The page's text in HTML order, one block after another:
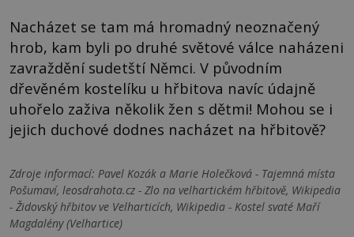
Nacházet se tam má hromadný neoznačený
hrob, kam byli po druhé světové válce naházeni
zavraždění sudetští Němci. V původním
dřevěném kostelíku u hřbitova navíc údajně
uhořelo zaživa několik žen s dětmi! Mohou se i
jejich duchové dodnes nacházet na hřbitově?
Zdroje informací: Pavel Kozák a Marie Holečková - Tajemná místa
Pošumaví, leosdrahota.cz - Zlo na velhartickém hřbitově, Wikipedia
- Židovský hřbitov ve Velharticích, Wikipedia - Kostel svaté Maří
Magdalény (Velhartice)